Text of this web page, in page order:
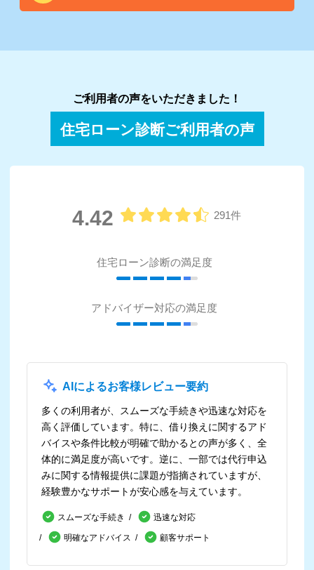
ご利用者の声をいただきました！
住宅ローン診断ご利用者の声
4.42 291件
住宅ローン診断の満足度
アドバイザー対応の満足度
AIによるお客様レビュー要約
多くの利用者が、スムーズな手続きや迅速な対応を
高く評価しています。特に、借り換えに関するアド
バイスや条件比較が明確で助かるとの声が多く、全
体的に満足度が高いです。逆に、一部では代行申込
みに関する情報提供に課題が指摘されていますが、
経験豊かなサポートが安心感を与えています。
スムーズな手続き 迅速な対応
明確なアドバイス 顧客サポート